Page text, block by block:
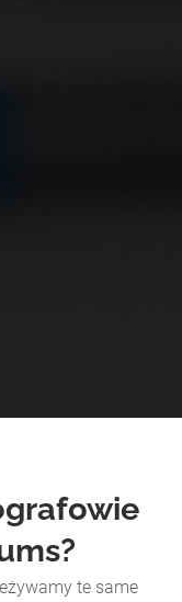
te same